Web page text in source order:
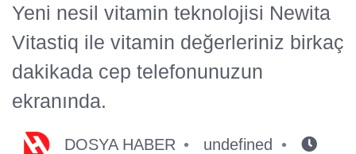
Yeni nesil vitamin teknolojisi Newita
Vitastiq ile vitamin değerleriniz birkaç
dakikada cep telefonunuzun
ekranında.
DOSYA HABER undefined